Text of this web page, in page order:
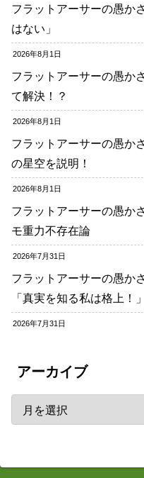
フラットアーサーの愚か
はない」
2026年8月1日
フラットアーサーの愚か
て解決！？
2026年8月1日
フラットアーサーの愚か
の星空を説明！
2026年8月1日
フラットアーサーの愚か
モ重力不存在論
2026年7月31日
フラットアーサーの愚か
「真実を知る私は格上！」
2026年7月31日
アーカイブ